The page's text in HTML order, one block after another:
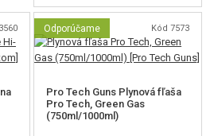
Odporúčame Kód 7573
Pro Tech Guns Plynová fľaša
Pro Tech, Green Gas
(750ml/1000ml)